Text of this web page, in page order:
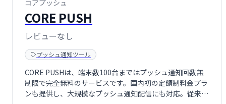
コアプッシュ
CORE PUSH
レビューなし
プッシュ通知ツール
CORE PUSHは、端末数100台まではプッシュ通知回数無
制限で完全無料のサービスです。国内初の定額制料金プラ
ンも提供し、大規模なプッシュ通知配信にも対応。従来の